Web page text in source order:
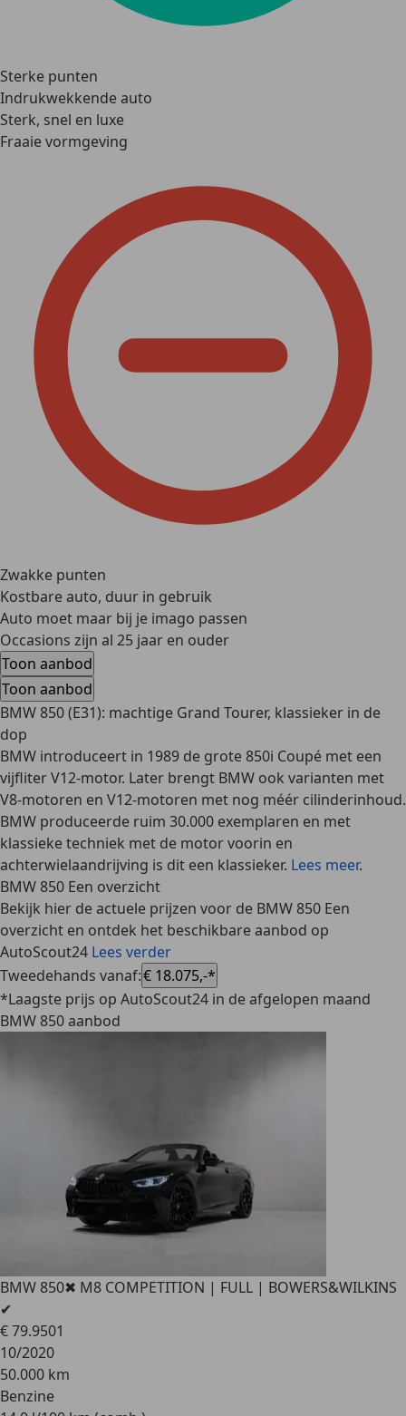
Sterke punten
Indrukwekkende auto
Sterk, snel en luxe
Fraaie vormgeving
Zwakke punten
Kostbare auto, duur in gebruik
Auto moet maar bij je imago passen
Occasions zijn al 25 jaar en ouder
Toon aanbod
Toon aanbod
BMW 850 (E31): machtige Grand Tourer, klassieker in de
dop
BMW introduceert in 1989 de grote 850i Coupé met een
vijfliter V12-motor. Later brengt BMW ook varianten met
V8-motoren en V12-motoren met nog méér cilinderinhoud.
BMW produceerde ruim 30.000 exemplaren en met
klassieke techniek met de motor voorin en
achterwielaandrijving is dit een klassieker. Lees meer.
BMW 850 Een overzicht
Bekijk hier de actuele prijzen voor de BMW 850 Een
overzicht en ontdek het beschikbare aanbod op
AutoScout24 Lees verder
Tweedehands vanaf:€ 18.075,-*
*Laagste prijs op AutoScout24 in de afgelopen maand
BMW 850 aanbod
BMW 850✖ M8 COMPETITION | FULL | BOWERS&WILKINS
✔
€ 79.9501
10/2020
50.000 km
Benzine